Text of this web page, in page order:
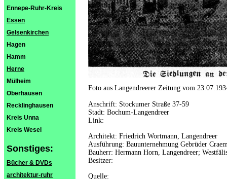
Ennepe-Ruhr-Kreis
Essen
Gelsenkirchen
Hagen
Hamm
Herne
Mülheim
Oberhausen
Recklinghausen
Kreis Unna
Kreis Wesel
Sonstiges:
Bücher & DVDs
architektur-ruhr
Foto aus Langendreerer Zeitung vom
Anschrift: Stockumer Straße 37-59
Stadt: Bochum-Langendreer
Link:
Architekt: Friedrich Wortmann, Langendreer
Ausführung: Bauunternehmung Gebrüder
Bauherr: Hermann Horn, Langendreer;
Besitzer:
Quelle: